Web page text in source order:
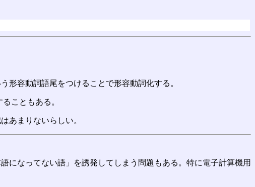
形容動詞語尾をつけることで形容動詞化する。
こともある。
あまりないらしい。
になってない語」を誘発してしまう問題もある。特に電子計算機用